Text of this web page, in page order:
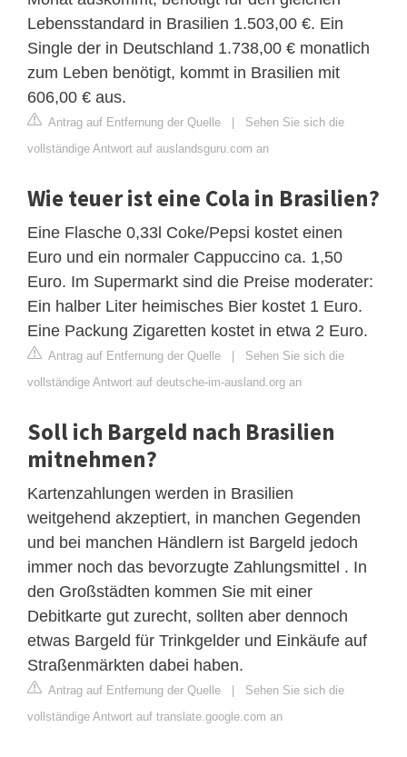
Lebensstandard in Brasilien 1.503,00 €. Ein
Single der in Deutschland 1.738,00 € monatlich
zum Leben benötigt, kommt in Brasilien mit
606,00 € aus.
Antrag auf Entfernung der Quelle | Sehen Sie sich die
vollständige Antwort auf auslandsguru.com an
Wie teuer ist eine Cola in Brasilien?
Eine Flasche 0,33l Coke/Pepsi kostet einen
Euro und ein normaler Cappuccino ca. 1,50
Euro. Im Supermarkt sind die Preise moderater:
Ein halber Liter heimisches Bier kostet 1 Euro.
Eine Packung Zigaretten kostet in etwa 2 Euro.
Antrag auf Entfernung der Quelle | Sehen Sie sich die
vollständige Antwort auf deutsche-im-ausland.org an
Soll ich Bargeld nach Brasilien
mitnehmen?
Kartenzahlungen werden in Brasilien
weitgehend akzeptiert, in manchen Gegenden
und bei manchen Händlern ist Bargeld jedoch
immer noch das bevorzugte Zahlungsmittel . In
den Großstädten kommen Sie mit einer
Debitkarte gut zurecht, sollten aber dennoch
etwas Bargeld für Trinkgelder und Einkäufe auf
Straßenmärkten dabei haben.
Antrag auf Entfernung der Quelle | Sehen Sie sich die
vollständige Antwort auf translate.google.com an